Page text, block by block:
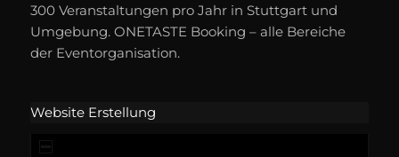
300 Veranstaltungen pro Jahr in Stuttgart und
Umgebung. ONETASTE Booking – alle Bereiche
der Eventorganisation.
Website Erstellung